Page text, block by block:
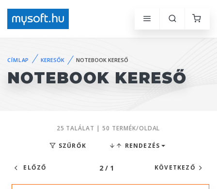
CÍMLAP KERESŐK NOTEBOOK KERESŐ
NOTEBOOK KERESŐ
25 TALÁLAT | 50 TERMÉK/OLDAL
SZŰRŐK RENDEZÉS
ELŐZŐ 2 / 1 KÖVETKEZŐ